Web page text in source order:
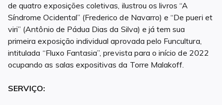
de quatro exposições coletivas, ilustrou os livros “A
Síndrome Ocidental” (Frederico de Navarro) e “De pueri et
viri” (Antônio de Pádua Dias da Silva) e já tem sua
primeira exposição individual aprovada pelo Funcultura,
intitulada “Fluxo Fantasia”, prevista para o início de 2022
ocupando as salas expositivas da Torre Malakoff.
SERVIÇO: